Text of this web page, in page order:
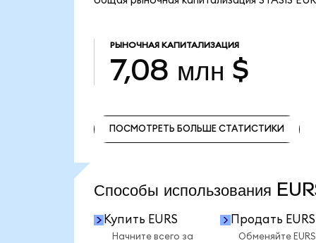
РЫНОЧНАЯ КАПИТАЛИЗАЦИЯ
7,08 млн $
ПОСМОТРЕТЬ БОЛЬШЕ СТАТИСТИКИ
Способы использования
Купить EURS
Начните всего за
Продать EURS
Обменяйте EURS